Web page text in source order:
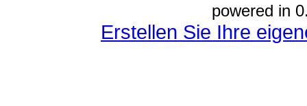
powered in
Erstellen Sie Ihre